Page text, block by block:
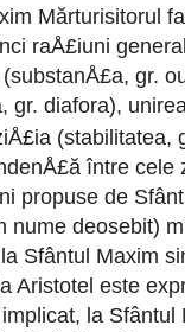
Mărturisitorul
raÅ£iuni
gr.
gr. diafora),
(stabilitatea,
între cele
propuse de
nume deosebit)
Sfântul Maxim
Aristotel este
la